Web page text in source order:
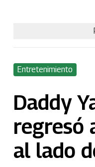
Entretenimiento
Daddy
regresó
al lado